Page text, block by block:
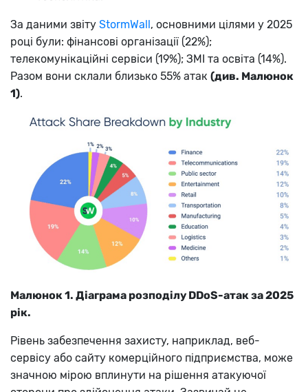
За даними звіту StormWall, основними цілями у 2025
році були: фінансові організації (22%);
телекомунікаційні сервіси (19%); ЗМІ та освіта (14%).
Разом вони склали близько 55% атак (див. Малюнок
1).
Малюнок 1. Діаграма розподілу DDoS-атак за 2025
рік.
Рівень забезпечення захисту, наприклад, веб-
сервісу або сайту комерційного підприємства, може
значною мірою вплинути на рішення атакуючої